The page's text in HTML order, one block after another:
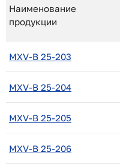
Наименование
продукции
MXV-B 25-203
MXV-B 25-204
MXV-B 25-205
MXV-B 25-206